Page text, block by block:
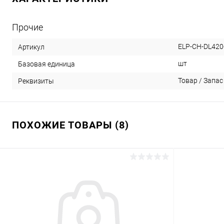
Прочие
Артикул ELP-CH-
Базовая единица шт
Реквизиты Товар / Запас
ПОХОЖИЕ ТОВАРЫ (8)